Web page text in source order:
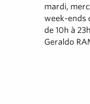
mardi,
week-ends
de 10h à
Geraldo